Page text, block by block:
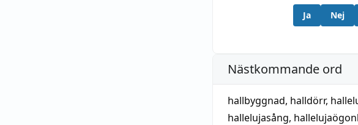
Ja Nej
Nästkommande ord
hallbyggnad, halldörr,
hallelujasång,